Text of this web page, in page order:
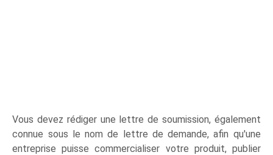
Vous devez rédiger une lettre de soumission, également
connue sous le nom de lettre de demande, afin qu'une
entreprise puisse commercialiser votre produit, publier